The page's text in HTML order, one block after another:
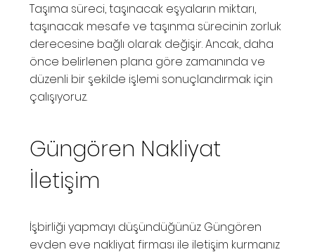
Taşıma süreci, taşınacak eşyaların miktarı,
taşınacak mesafe ve taşınma sürecinin zorluk
derecesine bağlı olarak değişir. Ancak, daha
önce belirlenen plana göre zamanında ve
düzenli bir şekilde işlemi sonuçlandırmak için
çalışıyoruz.
Güngören Nakliyat
İletişim
İşbirliği yapmayı düşündüğünüz Güngören
evden eve nakliyat firması ile iletişim kurmanız